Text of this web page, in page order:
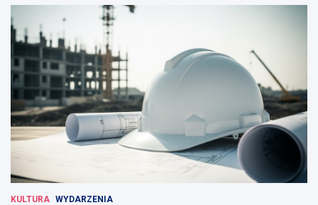
KULTURA WYDARZENIA